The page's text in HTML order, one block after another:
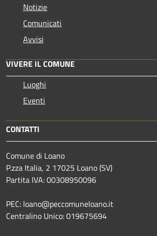
Notizie
Comunicati
Avvisi
VIVERE IL COMUNE
Luoghi
Eventi
CONTATTI
Comune di Loano
P.zza Italia, 2 17025 Loano (SV)
Partita IVA: 00308950096
PEC: loano@peccomuneloano.it
Centralino Unico: 019675694